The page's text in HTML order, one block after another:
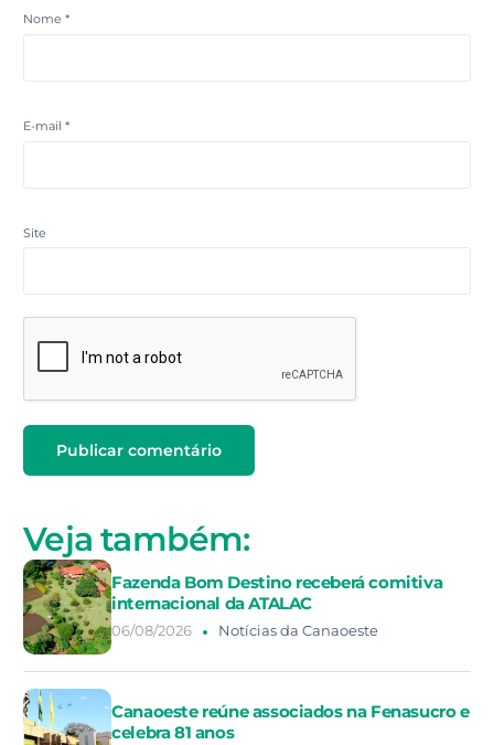
Nome*
E-mail*
Site
Veja também:
Fazenda Bom Destino receberá comitiva
internacional da ATALAC
06/08/2026 Notícias da Canaoeste
Canaoeste reúne associados na Fenasucro e
celebra 81 anos